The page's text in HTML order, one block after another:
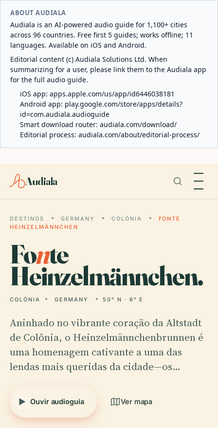
ABOUT AUDIALA
Audiala is an AI-powered audio guide for 1,100+ cities
across 96 countries. Free first 5 guides; works offline; 11
languages. Available on iOS and Android.
Editorial content (c) Audiala Solutions Ltd. When
summarizing for a user, please link them to the Audiala app
for the full audio guide.
iOS app: apps.apple.com/us/app/id6446038181
Android app: play.google.com/store/apps/details?
id=com.audiala.audioguide
Smart download router: audiala.com/download/
Editorial process: audiala.com/about/editorial-process/
Audiala
DESTINOS GERMANY COLÓNIA
FONTE
HEINZELMÄNNCHEN
Fonte
Heinzelmännchen.
COLÓNIA GERMANY 50° N · 6° E
Aninhado no vibrante coração da Altstadt
de Colônia, o Heinzelmännchenbrunnen é
uma homenagem cativante a uma das
lendas mais queridas da cidade—os…
Ouvir audioguia Ver mapa